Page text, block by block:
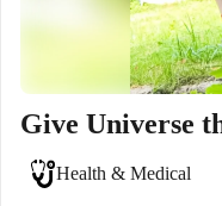
Give Universe
Health & Medical